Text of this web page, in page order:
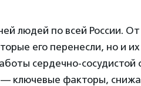
людей по всей России. От
его перенесли, но и
сердечно-сосудистой
— ключевые факторы,